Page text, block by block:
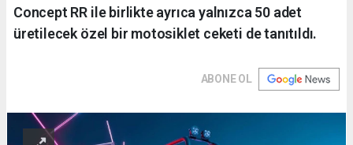
Concept RR ile birlikte ayrıca yalnızca 50 adet
üretilecek özel bir motosiklet ceketi de tanıtıldı.
ABONE OL